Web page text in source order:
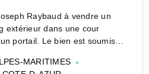
Raybaud à vendre un
extérieur dans une cour
est soumis
est de 190,00
MARITIMES